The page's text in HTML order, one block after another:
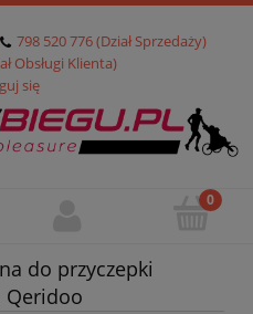
798 520 776 (Dział Sprzedaży)
Obsługi Klienta)
się
do przyczepki
Qeridoo